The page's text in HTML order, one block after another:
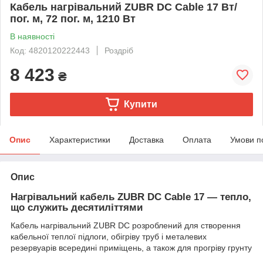
Кабель нагрівальний ZUBR DC Cable 17 Вт/
пог. м, 72 пог. м, 1210 Вт
В наявності
Код: 4820120222443
Роздріб
8 423 ₴
Купити
Опис Характеристики Доставка Оплата Умови
Опис
Нагрівальний кабель ZUBR DC Cable 17 — тепло,
що служить десятиліттями
Кабель нагрівальний ZUBR DC розроблений для створення
кабельної теплої підлоги, обігріву труб і металевих
резервуарів всередині приміщень, а також для прогріву грунту